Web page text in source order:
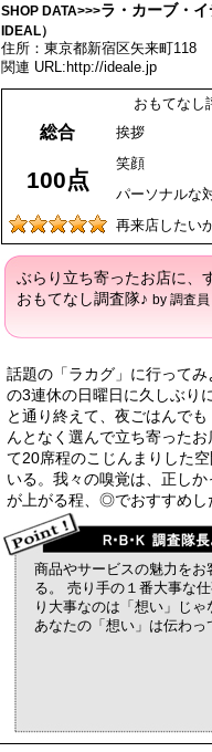
SHOP DATA>>>ラ・カーブ・
IDEAL）
住所：東京都新宿区矢来町118
関連 URL:http://ideale.jp
おもてなし
総合 挨拶
100点
笑顔
パーソナルな
再来店したい
ぶらり立ち寄ったお店に、
おもてなし調査隊♪ by 調査員
話題の「ラカグ」に行って
の3連休の日曜日に久しぶり
と通り終えて、夜ごはんで
んとなく選んで立ち寄った
て20席程のこじんまりした
いる。我々の嗅覚は、正し
が上がる程、◎でおすすめし
商品やサービスの魅力をお
る。 売り手の１番大事な
り大事なのは「想い」じゃ
あなたの「想い」は伝わっ